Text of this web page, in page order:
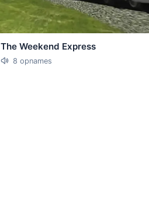
The Weekend Express
8 opnames